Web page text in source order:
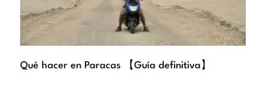
Qué hacer en Paracas 【Guía definitiva】